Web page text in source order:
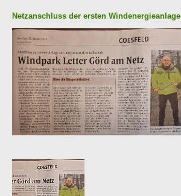
Netzanschluss der ersten Windenergieanlage